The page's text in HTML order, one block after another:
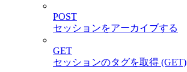
POST
セッションをアーカイブする
GET
セッションのタグを取得 (GET)